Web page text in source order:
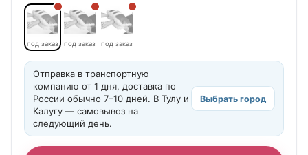
под заказ под заказ под заказ
Отправка в транспортную
компанию от 1 дня, доставка по
России обычно 7–10 дней. В Тулу и
Калугу — самовывоз на
следующий день.
Выбрать город